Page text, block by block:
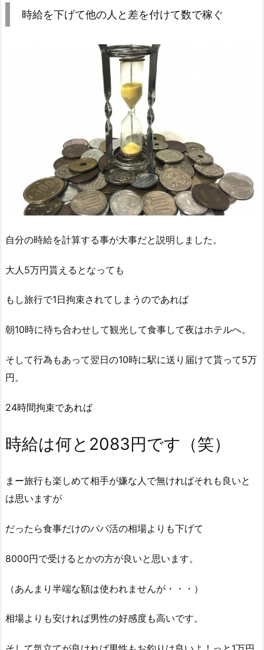
時給を下げて他の人と差を付けて数で稼ぐ
自分の時給を計算する事が大事だと説明しました。
大人5万円貰えるとなっても
もし旅行で1日拘束されてしまうのであれば
朝10時に待ち合わせして観光して食事して夜はホテルへ。
そして行為もあって翌日の10時に駅に送り届けて貰って5万
円。
24時間拘束であれば
時給は何と2083円です（笑）
まー旅行も楽しめて相手が嫌な人で無ければそれも良いと
は思いますが
だったら食事だけのパパ活の相場よりも下げて
8000円で受けるとかの方が良いと思います。
（あんまり半端な額は使われませんが・・・）
相場よりも安ければ男性の好感度も高いです。